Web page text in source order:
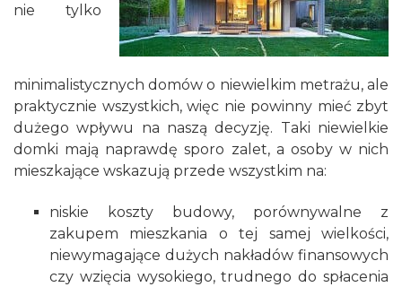
nie tylko
minimalistycznych domów o niewielkim metrażu, ale
praktycznie wszystkich, więc nie powinny mieć zbyt
dużego wpływu na naszą decyzję. Taki niewielkie
domki mają naprawdę sporo zalet, a osoby w nich
mieszkające wskazują przede wszystkim na:
niskie koszty budowy, porównywalne z
zakupem mieszkania o tej samej wielkości,
niewymagające dużych nakładów finansowych
czy wzięcia wysokiego, trudnego do spłacenia